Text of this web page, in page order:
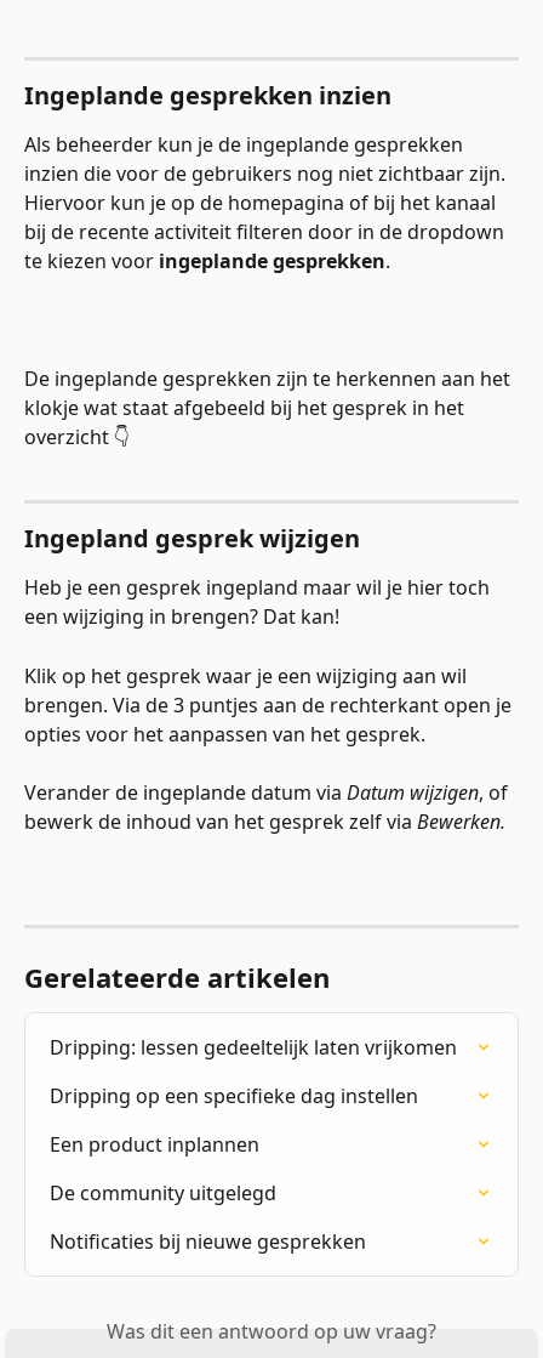
Ingeplande gesprekken inzien
Als beheerder kun je de ingeplande gesprekken
inzien die voor de gebruikers nog niet zichtbaar zijn.
Hiervoor kun je op de homepagina of bij het kanaal
bij de recente activiteit filteren door in de dropdown
te kiezen voor ingeplande gesprekken.
De ingeplande gesprekken zijn te herkennen aan het
klokje wat staat afgebeeld bij het gesprek in het
overzicht 👇
Ingepland gesprek wijzigen
Heb je een gesprek ingepland maar wil je hier toch
een wijziging in brengen? Dat kan!
Klik op het gesprek waar je een wijziging aan wil
brengen. Via de 3 puntjes aan de rechterkant open je
opties voor het aanpassen van het gesprek.
Verander de ingeplande datum via Datum wijzigen, of
bewerk de inhoud van het gesprek zelf via Bewerken.
Gerelateerde artikelen
Dripping: lessen gedeeltelijk laten vrijkomen
Dripping op een specifieke dag instellen
Een product inplannen
De community uitgelegd
Notificaties bij nieuwe gesprekken
Was dit een antwoord op uw vraag?